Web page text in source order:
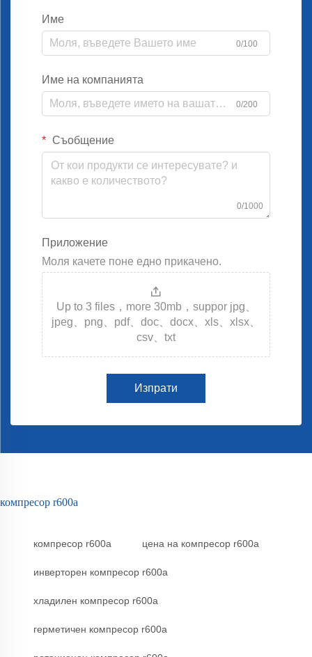
Име
0/100
Име на компанията
0/200
Съобщение
0/1000
Приложение
Моля качете поне едно прикачено.
Up to 3 files，more 30mb，suppor jpg、
jpeg、png、pdf、doc、docx、xls、xlsx、
csv、txt
Изпрати
компресор r600a
компресор r600a цена на компресор r600a
инверторен компресор r600a
хладилен компресор r600a
герметичен компресор r600a